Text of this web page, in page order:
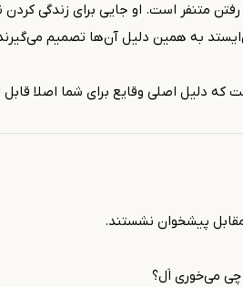
متنفر است. او جایی برای زندگی
به همین دلیل آن‌ها تصمیم
که دلیل اصلی وقایع برای شما اصلا
پیشخوان نشستند.
چی می‌خوری اَل؟